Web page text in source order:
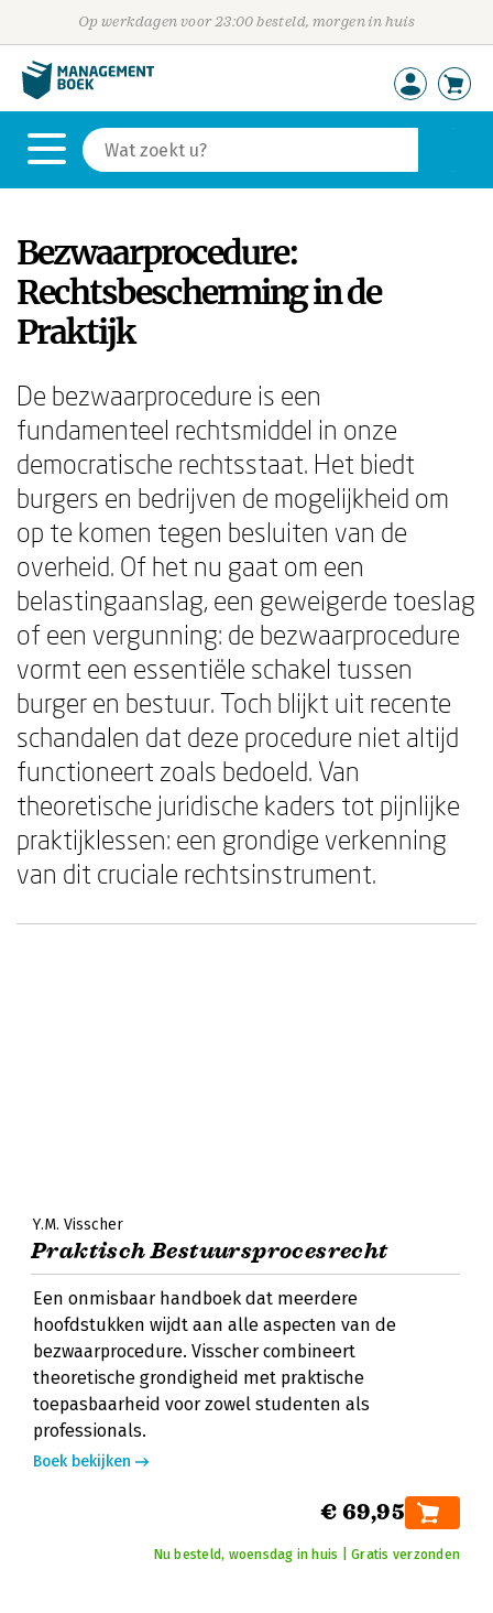
Op werkdagen voor 23:00 besteld, morgen in huis
Bezwaarprocedure:
Rechtsbescherming in de
Praktijk
De bezwaarprocedure is een
fundamenteel rechtsmiddel in onze
democratische rechtsstaat. Het biedt
burgers en bedrijven de mogelijkheid om
op te komen tegen besluiten van de
overheid. Of het nu gaat om een
belastingaanslag, een geweigerde toeslag
of een vergunning: de bezwaarprocedure
vormt een essentiële schakel tussen
burger en bestuur. Toch blijkt uit recente
schandalen dat deze procedure niet altijd
functioneert zoals bedoeld. Van
theoretische juridische kaders tot pijnlijke
praktijklessen: een grondige verkenning
van dit cruciale rechtsinstrument.
Y.M. Visscher
Praktisch Bestuursprocesrecht
Een onmisbaar handboek dat meerdere
hoofdstukken wijdt aan alle aspecten van de
bezwaarprocedure. Visscher combineert
theoretische grondigheid met praktische
toepasbaarheid voor zowel studenten als
professionals.
Boek bekijken
€ 69,95
Nu besteld, woensdag in huis | Gratis verzonden